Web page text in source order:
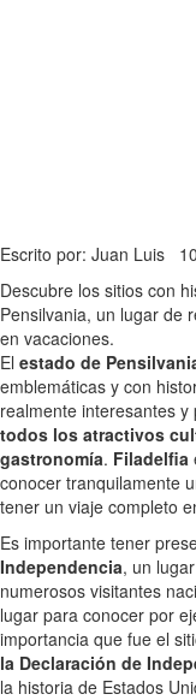
Escrito por: Juan Luis
Descubre los sitios con
Pensilvania, un lugar de
en vacaciones.
El estado de
emblemáticas y con
realmente interesantes
todos los atractivos
gastronomía. Filadelfia
conocer tranquilamente
tener un viaje completo
Es importante tener
Independencia, un
numerosos visitantes
lugar para conocer por
importancia que fue el
la Declaración de
la historia de Estados